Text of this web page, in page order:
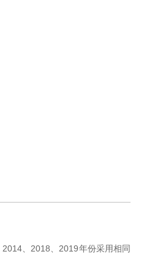
、2018、2019年份采用相同